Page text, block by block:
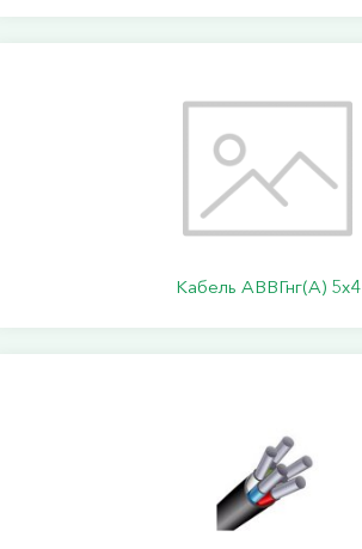
Кабель АВВГнг(А) 5х4